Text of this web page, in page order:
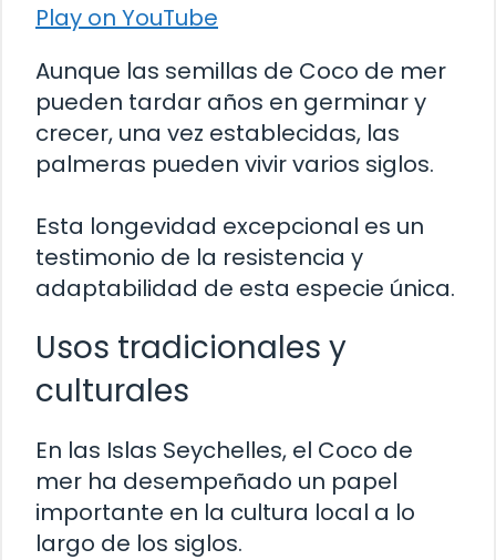
Play on YouTube
Aunque las semillas de Coco de mer
pueden tardar años en germinar y
crecer, una vez establecidas, las
palmeras pueden vivir varios siglos.
Esta longevidad excepcional es un
testimonio de la resistencia y
adaptabilidad de esta especie única.
Usos tradicionales y
culturales
En las Islas Seychelles, el Coco de
mer ha desempeñado un papel
importante en la cultura local a lo
largo de los siglos.